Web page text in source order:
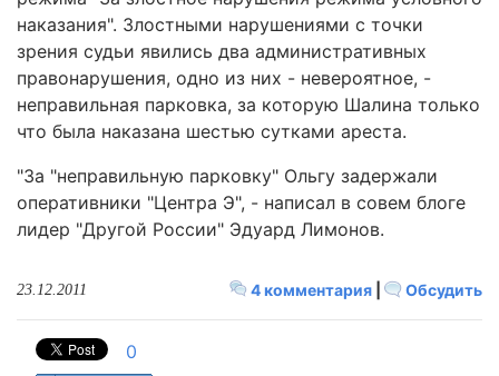
наказания". Злостными нарушениями с точки
зрения судьи явились два административных
правонарушения, одно из них - невероятное, -
неправильная парковка, за которую Шалина только
что была наказана шестью сутками ареста.
"За "неправильную парковку" Ольгу задержали
оперативники "Центра Э", - написал в совем блоге
лидер "Другой России" Эдуард Лимонов.
4 комментария Обсудить
23.12.2011
0